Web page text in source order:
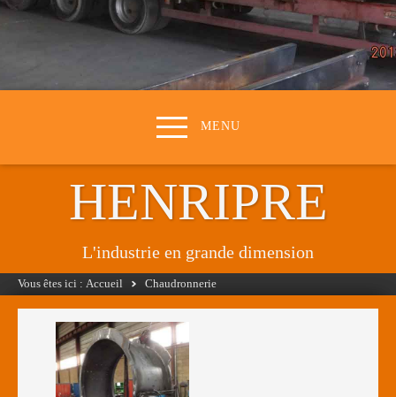
MENU
HENRIPRE
L'industrie en grande dimension
Vous êtes ici : Accueil Chaudronnerie